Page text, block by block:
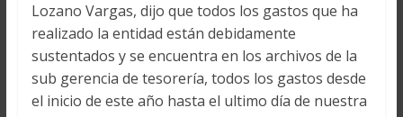
Lozano Vargas, dijo que todos los gastos que ha
realizado la entidad están debidamente
sustentados y se encuentra en los archivos de la
sub gerencia de tesorería, todos los gastos desde
el inicio de este año hasta el ultimo día de nuestra